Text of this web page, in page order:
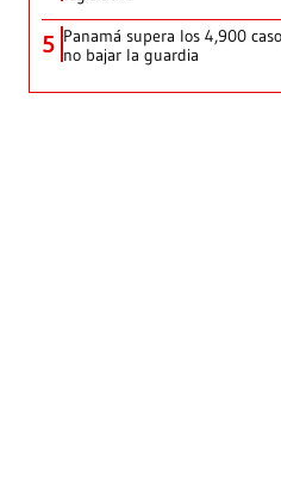
5 Panamá supera los 4,900
no bajar la guardia